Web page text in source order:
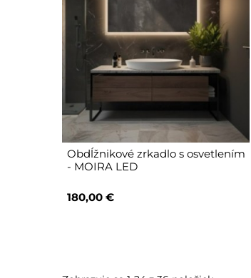
Obdĺžnikové zrkadlo s osvetlením
- MOIRA LED
180,00 €